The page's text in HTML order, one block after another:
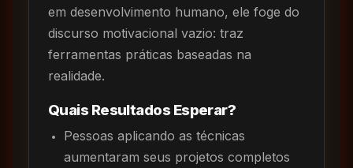
em desenvolvimento humano, ele foge do
discurso motivacional vazio: traz
ferramentas práticas baseadas na
realidade.
Quais Resultados Esperar?
Pessoas aplicando as técnicas
aumentaram seus projetos completos